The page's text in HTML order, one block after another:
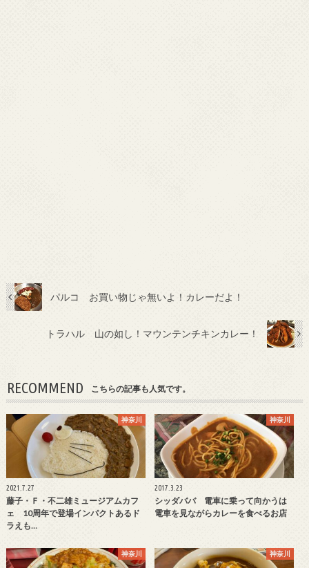
パルコ お買い物じゃ無いよ！カレーだよ！
トラハル 山の如し！マウンテンチキンカレー！
RECOMMEND こちらの記事も人気です。
神奈川
2021.7.27
藤子・Ｆ・不二雄ミュージアムカフ
ェ 10周年で登場インパクトあるド
ラえも…
神奈川
2017.3.23
シッダババ 電車に乗って向かうは
電車を見ながらカレーを食べるお店
神奈川 神奈川